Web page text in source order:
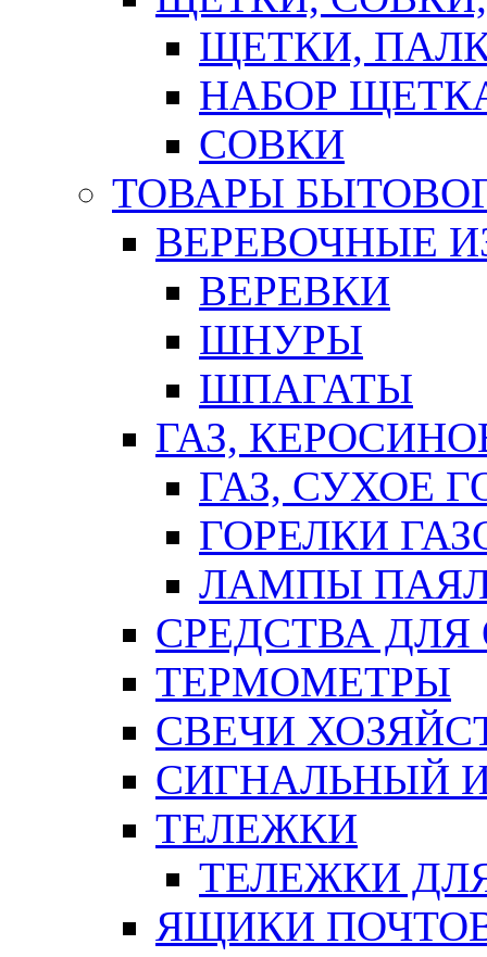
ЩЕТКИ,
НАБОР
СОВКИ
ТОВАРЫ
ВЕРЕВОЧНЫЕ
ВЕРЕВКИ
ШНУРЫ
ШПАГАТЫ
ГАЗ,
ГАЗ, СУХОЕ
ГОРЕЛКИ
ЛАМПЫ
СРЕДСТВА
ТЕРМОМЕТРЫ
СВЕЧИ
СИГНАЛЬНЫЙ
ТЕЛЕЖКИ
ТЕЛЕЖКИ
ЯЩИКИ